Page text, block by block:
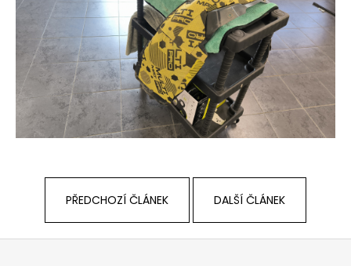
PŘEDCHOZÍ ČLÁNEK DALŠÍ ČLÁNEK
Z